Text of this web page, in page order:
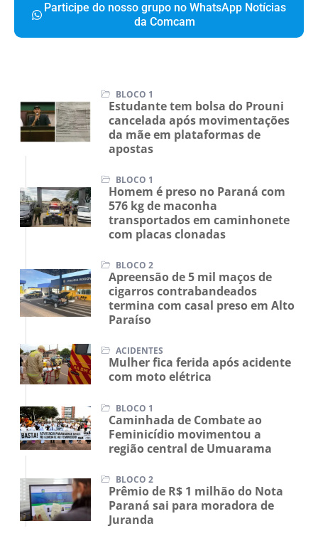
Participe do nosso grupo no WhatsApp Notícias
da Comcam
BLOCO 1
Estudante tem bolsa do Prouni
cancelada após movimentações
da mãe em plataformas de
apostas
BLOCO 1
Homem é preso no Paraná com
576 kg de maconha
transportados em caminhonete
com placas clonadas
BLOCO 2
Apreensão de 5 mil maços de
cigarros contrabandeados
termina com casal preso em Alto
Paraíso
ACIDENTES
Mulher fica ferida após acidente
com moto elétrica
BLOCO 1
Caminhada de Combate ao
Feminicídio movimentou a
região central de Umuarama
BLOCO 2
Prêmio de R$ 1 milhão do Nota
Paraná sai para moradora de
Juranda